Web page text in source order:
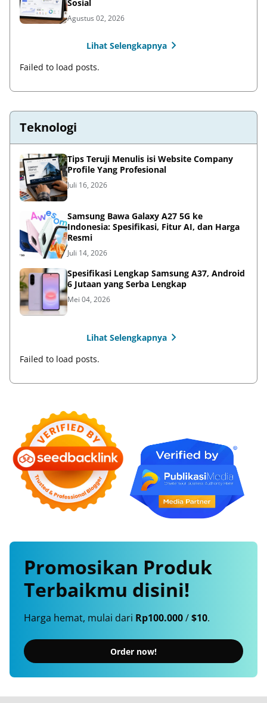
Sosial
Agustus 02, 2026
Lihat Selengkapnya
Failed to load posts.
Teknologi
Tips Teruji Menulis isi Website Company
Profile Yang Profesional
Juli 16, 2026
Samsung Bawa Galaxy A27 5G ke
Indonesia: Spesifikasi, Fitur AI, dan Harga
Resmi
Juli 14, 2026
Spesifikasi Lengkap Samsung A37, Android
6 Jutaan yang Serba Lengkap
Mei 04, 2026
Lihat Selengkapnya
Failed to load posts.
Promosikan Produk
Terbaikmu disini!
Harga hemat, mulai dari Rp100.000/$10.
Order now!